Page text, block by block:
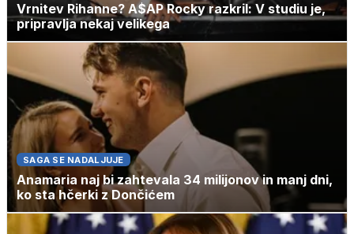
Vrnitev Rihanne? A$AP Rocky razkril: V studiu je,
pripravlja nekaj velikega
SAGA SE NADALJUJE
Anamaria naj bi zahtevala 34 milijonov in manj dni,
ko sta hčerki z Dončićem